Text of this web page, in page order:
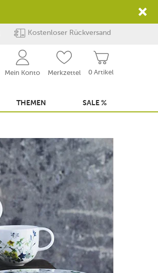
Kostenloser Rückversand
0 Artikel
Mein Konto Merkzettel
THEMEN SALE %